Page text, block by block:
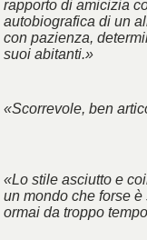
rapporto di amicizia
autobiografica di un
con pazienza,
suoi abitanti.»
«Scorrevole, ben
«Lo stile asciutto e
un mondo che forse
ormai da troppo